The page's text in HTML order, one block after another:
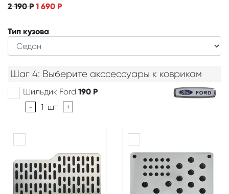
2 190Р 1 690 Р
Тип кузова
Шаг 4: Выберите акссессуары к коврикам
Шильдик Ford 190 Р
-
1 шт +